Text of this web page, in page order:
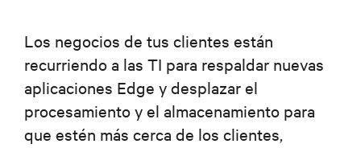
Los negocios de tus clientes están
recurriendo a las TI para respaldar nuevas
aplicaciones Edge y desplazar el
procesamiento y el almacenamiento para
que estén más cerca de los clientes,